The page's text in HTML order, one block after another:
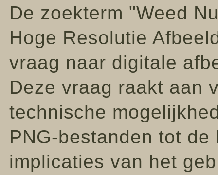
De zoekterm "Weed
Hoge Resolutie
vraag naar digitale
Deze vraag raakt aan
technische
PNG-bestanden tot
implicaties van het